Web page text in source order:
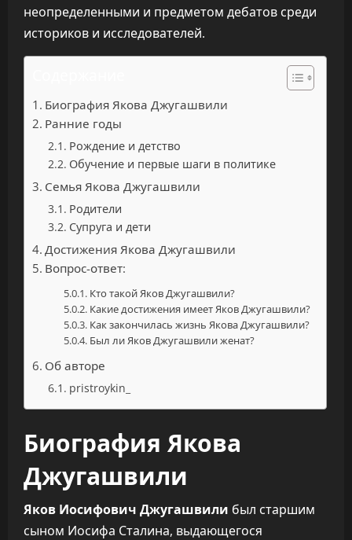
неопределенными и предметом дебатов среди
историков и исследователей.
Биография Якова Джугашвили
Ранние годы
Рождение и детство
Обучение и первые шаги в политике
Семья Якова Джугашвили
Родители
Супруга и дети
Достижения Якова Джугашвили
Вопрос-ответ:
Кто такой Яков Джугашвили?
Какие достижения имеет Яков Джугашвили?
Как закончилась жизнь Якова Джугашвили?
Был ли Яков Джугашвили женат?
Об авторе
pristroykin_
Биография Якова
Джугашвили
Яков Иосифович Джугашвили был старшим
сыном Иосифа Сталина, выдающегося